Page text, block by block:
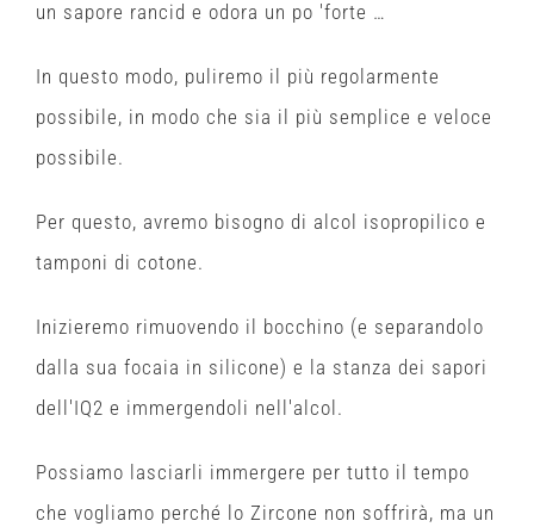
un sapore rancid e odora un po 'forte …
In questo modo, puliremo il più regolarmente
possibile, in modo che sia il più semplice e veloce
possibile.
Per questo, avremo bisogno di alcol isopropilico e
tamponi di cotone.
Inizieremo rimuovendo il bocchino (e separandolo
dalla sua focaia in silicone) e la stanza dei sapori
dell'IQ2 e immergendoli nell'alcol.
Possiamo lasciarli immergere per tutto il tempo
che vogliamo perché lo Zircone non soffrirà, ma un